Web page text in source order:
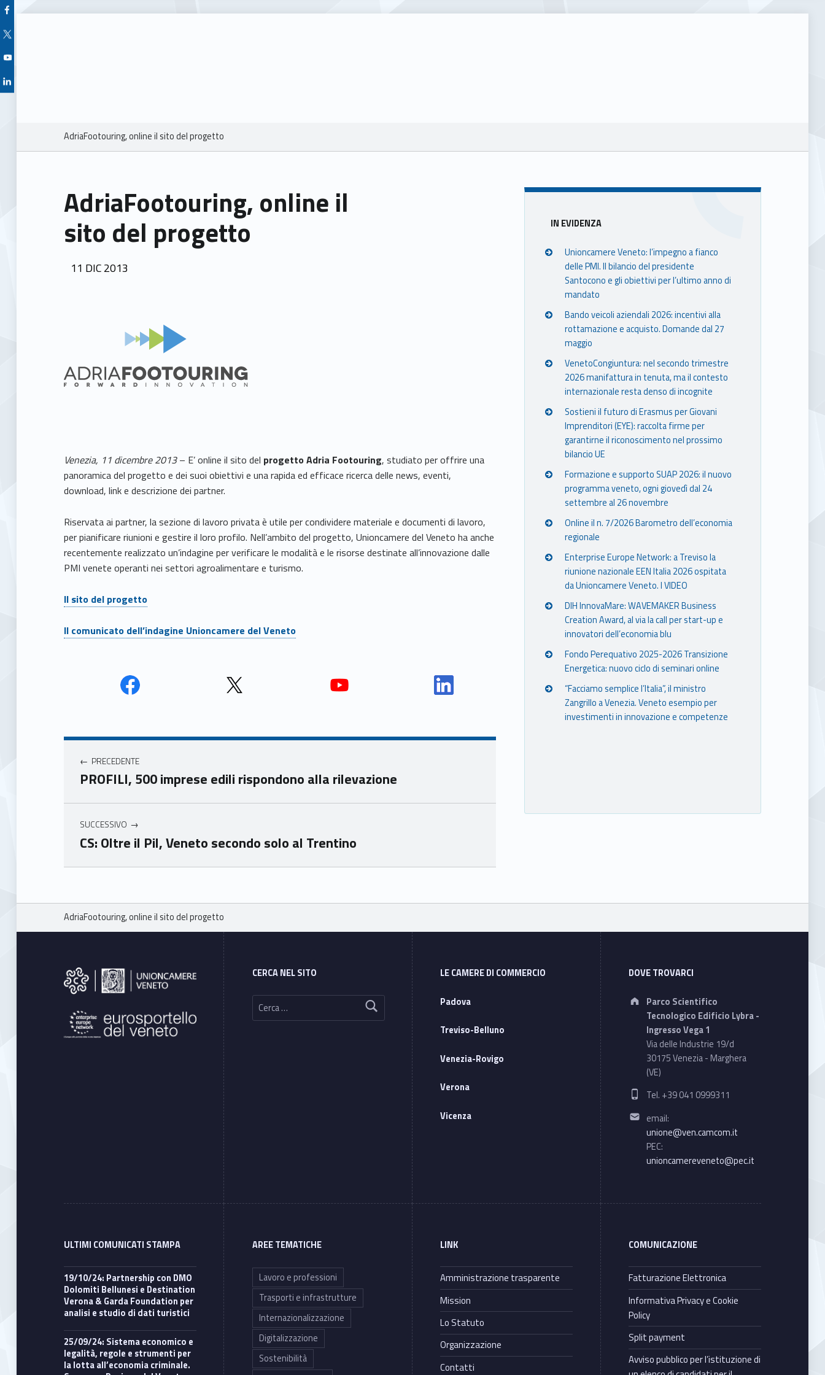
Facebook Unioncamere Veneto
Twitter Unioncamere Veneto
Youtube Unioncamere Veneto
Linkedin Unioncamere Veneto
Breadcrumbs navigation
AdriaFootouring, online il sito del progetto
AdriaFootouring, online il
sito del progetto
POSTED ON:
11 DIC2013
Venezia, 11 dicembre 2013– E’ online il sito del progetto Adria Footouring, studiato per offrire una
panoramica del progetto e dei suoi obiettivi e una rapida ed efficace ricerca delle news, eventi,
download, link e descrizione dei partner.
Riservata ai partner, la sezione di lavoro privata è utile per condividere materiale e documenti di lavoro,
per pianificare riunioni e gestire il loro profilo. Nell’ambito del progetto, Unioncamere del Veneto ha anche
recentemente realizzato un’indagine per verificare le modalità e le risorse destinate all’innovazione dalle
PMI venete operanti nei settori agroalimentare e turismo.
Il sito del progetto
Il comunicato dell’indagine Unioncamere del Veneto
Unio
mer
e
Unio
e
Unio
e
Unio
Navigazione articoli
PRECEDENTE
PROFILI, 500 imprese edili rispondono alla rilevazione
SUCCESSIVO
CS: Oltre il Pil, Veneto secondo solo al Trentino
Skip back to main navigation
Sidebar
IN EVIDENZA
Unioncamere Veneto: l’impegno a fianco
delle PMI. Il bilancio del presidente
Santocono e gli obiettivi per l’ultimo anno di
mandato
Bando veicoli aziendali 2026: incentivi alla
rottamazione e acquisto. Domande dal 27
maggio
VenetoCongiuntura: nel secondo trimestre
2026 manifattura in tenuta, ma il contesto
internazionale resta denso di incognite
Sostieni il futuro di Erasmus per Giovani
Imprenditori (EYE): raccolta firme per
garantirne il riconoscimento nel prossimo
bilancio UE
Formazione e supporto SUAP 2026: il nuovo
programma veneto, ogni giovedì dal 24
settembre al 26 novembre
Online il n. 7/2026 Barometro dell’economia
regionale
Enterprise Europe Network: a Treviso la
riunione nazionale EEN Italia 2026 ospitata
da Unioncamere Veneto. I VIDEO
DIH InnovaMare: WAVEMAKER Business
Creation Award, al via la call per start-up e
innovatori dell’economia blu
Fondo Perequativo 2025-2026 Transizione
Energetica: nuovo ciclo di seminari online
“Facciamo semplice l’Italia”, il ministro
Zangrillo a Venezia. Veneto esempio per
investimenti in innovazione e competenze
Breadcrumbs navigation
AdriaFootouring, online il sito del progetto
Footer sidebar
CERCA NEL SITO
Ricerca per:
LE CAMERE DI COMMERCIO
Padova
Treviso-Belluno
Venezia-Rovigo
Verona
Vicenza
DOVE TROVARCI
Address:
Parco Scientifico
Tecnologico Edificio Lybra -
Ingresso Vega 1
Via delle Industrie 19/d
30175 Venezia - Marghera
(VE)
Phone number:
Tel. +39 041 0999311
Email address:
email:
unione@ven.camcom.it
PEC:
unioncamereveneto@pec.it
ULTIMI COMUNICATI STAMPA
19/10/24: Partnership con DMO
Dolomiti Bellunesi e Destination
Verona & Garda Foundation per
analisi e studio di dati turistici
25/09/24: Sistema economico e
legalità, regole e strumenti per
la lotta all’economia criminale.
AREE TEMATICHE
Lavoro e professioni
Trasporti e infrastrutture
Internazionalizzazione
Digitalizzazione
Sostenibilità
LINK
Amministrazione trasparente
Mission
Lo Statuto
Organizzazione
Contatti
COMUNICAZIONE
Fatturazione Elettronica
Informativa Privacy e Cookie
Policy
Split payment
Avviso pubblico per l’istituzione di